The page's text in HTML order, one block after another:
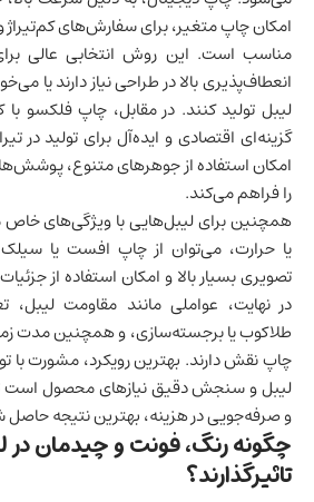
امکان چاپ متغیر، برای سفارش‌های
مناسب است. این روش انتخابی عالی
انعطاف‌پذیری بالا در طراحی نیاز دارند یا
لیبل تولید کنند. در مقابل، چاپ فلکسو با
گزینه‌ای اقتصادی و ایده‌آل برای تولید در
امکان استفاده از جوهرهای متنوع،
را فراهم می‌کند.
همچنین برای لیبل‌هایی با ویژگی‌های خاص
یا حرارت، می‌توان از چاپ افست یا
تصویری بسیار بالا و امکان استفاده از
در نهایت، عواملی مانند مقاومت لیبل،
طلاکوب یا برجسته‌سازی، و همچنین مدت
چاپ نقش دارند. بهترین رویکرد، مشورت با
لیبل و سنجش دقیق نیازهای محصول است تا
و صرفه‌جویی در هزینه، بهترین نتیجه حاصل
چگونه رنگ، فونت و چیدمان
تاثیرگذارند؟